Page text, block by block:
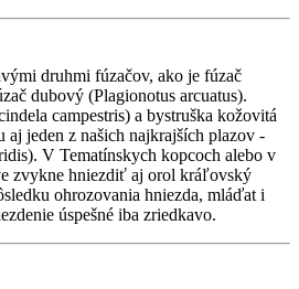
druhmi fúzačov, ako je fúzač
dubový (Plagionotus arcuatus).
campestris) a bystruška kožovitá
aj jeden z našich najkrajších plazov -
V Tematínskych kopcoch alebo v
zvykne hniezdiť aj orol kráľovský
ohrozovania hniezda, mláďat i
úspešné iba zriedkavo.